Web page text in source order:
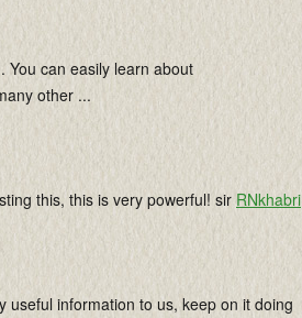
You can easily learn about
other ...
this, this is very powerful! sirRNkhabri
useful information to us, keep on it doing